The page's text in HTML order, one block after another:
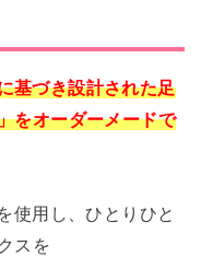
基づき設計された足
をオーダーメードで
使用し、ひとりひと
スを